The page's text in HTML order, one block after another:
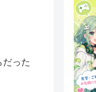
った